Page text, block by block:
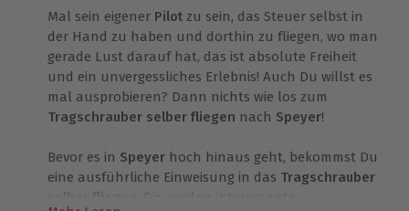
Mal sein eigener Pilot zu sein, das Steuer selbst in
der Hand zu haben und dorthin zu fliegen, wo man
gerade Lust darauf hat, das ist absolute Freiheit
und ein unvergessliches Erlebnis! Auch Du willst es
mal ausprobieren? Dann nichts wie los zum
Tragschrauber selber fliegen nach Speyer!
Bevor es in Speyer hoch hinaus geht, bekommst Du
eine ausführliche Einweisung in das Tragschrauber
selber fliegen
. Dir werden interessante